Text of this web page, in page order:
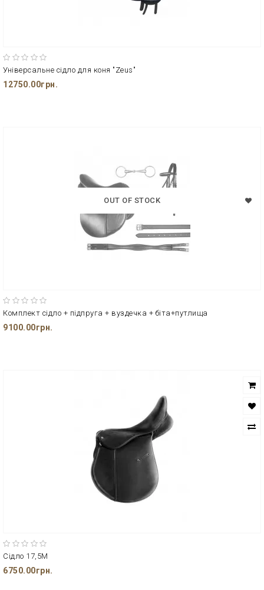
Універсальне сідло для коня "Zeus"
12750.00грн.
OUT OF STOCK
Комплект сідло + підпруга + вуздечка + біта+путлища
9100.00грн.
Сідло 17,5М
6750.00грн.